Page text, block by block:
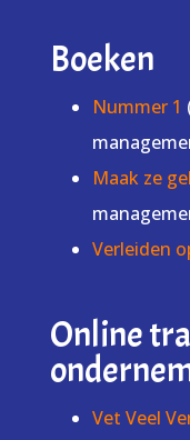
Boeken
Nummer 1
Maak ze
Verleiden
Online
Vet Veel